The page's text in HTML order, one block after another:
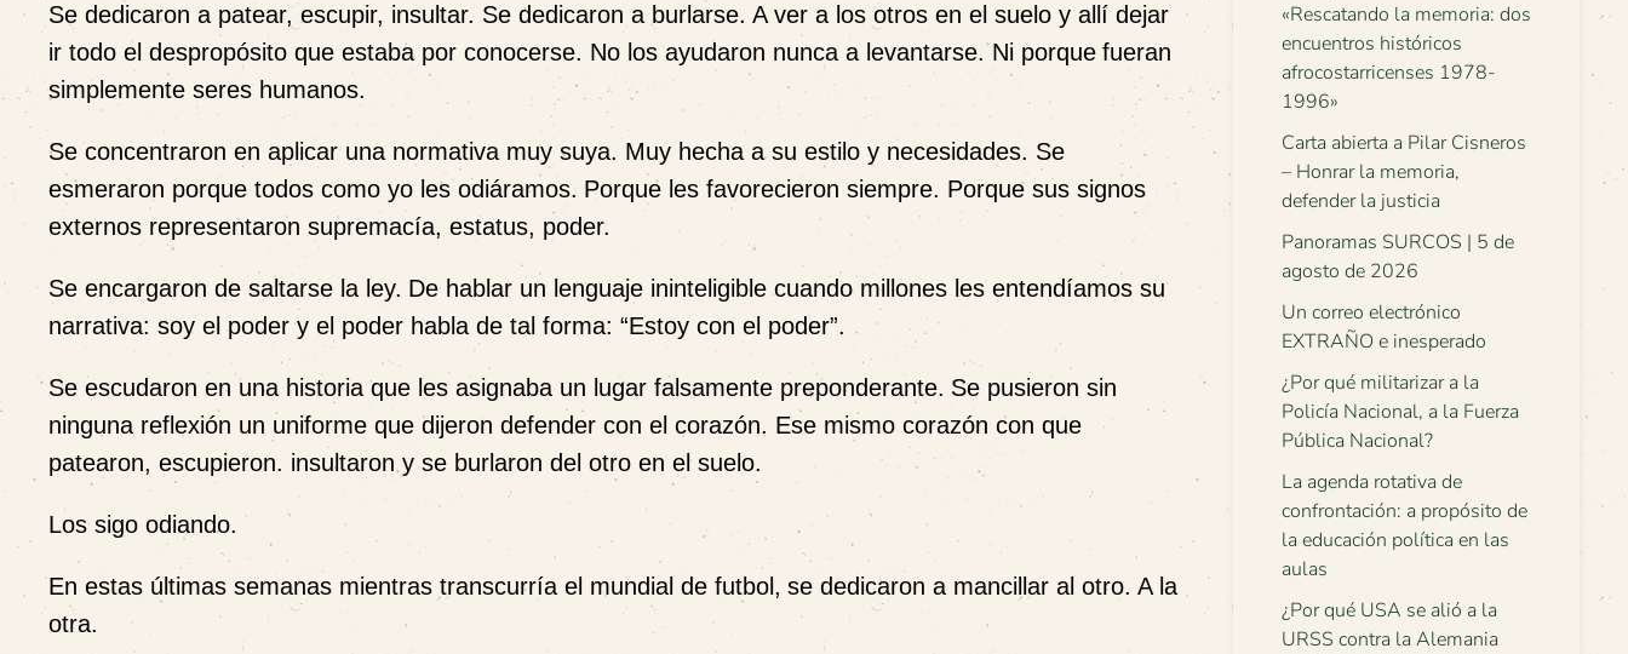
Se dedicaron a patear, escupir, insultar. Se dedicaron a burlarse. A ver a los otros en el suelo y allí dejar
ir todo el despropósito que estaba por conocerse. No los ayudaron nunca a levantarse. Ni porque fueran
simplemente seres humanos.
Se concentraron en aplicar una normativa muy suya. Muy hecha a su estilo y necesidades. Se
esmeraron porque todos como yo les odiáramos. Porque les favorecieron siempre. Porque sus signos
externos representaron supremacía, estatus, poder.
Se encargaron de saltarse la ley. De hablar un lenguaje ininteligible cuando millones les entendíamos su
narrativa: soy el poder y el poder habla de tal forma: “Estoy con el poder”.
Se escudaron en una historia que les asignaba un lugar falsamente preponderante. Se pusieron sin
ninguna reflexión un uniforme que dijeron defender con el corazón. Ese mismo corazón con que
patearon, escupieron. insultaron y se burlaron del otro en el suelo.
Los sigo odiando.
En estas últimas semanas mientras transcurría el mundial de futbol, se dedicaron a mancillar al otro. A la
otra.
«Rescatando la memoria: dos
encuentros históricos
afrocostarricenses 1978-
1996»
Carta abierta a Pilar Cisneros
– Honrar la memoria,
defender la justicia
Panoramas SURCOS | 5 de
agosto de 2026
Un correo electrónico
EXTRAÑO e inesperado
¿Por qué militarizar a la
Policía Nacional, a la Fuerza
Pública Nacional?
La agenda rotativa de
confrontación: a propósito de
la educación política en las
aulas
¿Por qué USA se alió a la
URSS contra la Alemania